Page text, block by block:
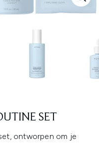
SET
ontworpen om je